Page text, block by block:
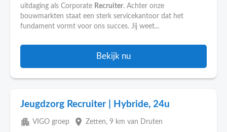
uitdaging als Corporate Recruiter. Achter onze
bouwmarkten staat een sterk servicekantoor dat het
fundament vormt voor ons succes. Jij weet...
Bekijk nu
Jeugdzorg Recruiter | Hybride, 24u
apartment VIGO groep place Zetten, 9 km van Druten